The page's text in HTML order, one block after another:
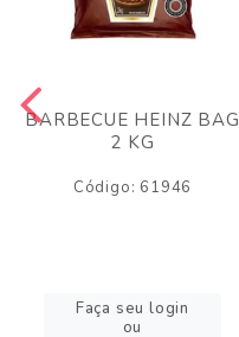
BARBECUE HEINZ BAG
2 KG
Código: 61946
Faça seu login
ou